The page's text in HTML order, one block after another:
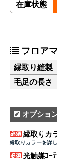
在庫状態
フロア
縁取り縫製
毛足の長さ
オプショ
縁取りカ
縁取りカラーを詳し
光触媒ｺｰﾃ